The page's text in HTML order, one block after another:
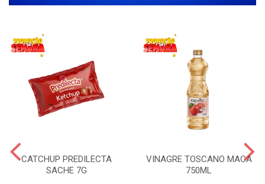
CATCHUP PREDILECTA
SACHE 7G
VINAGRE TOSCANO MACA
750ML